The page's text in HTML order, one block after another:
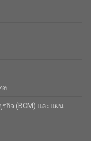
ล
กิจ (BCM) และแผน